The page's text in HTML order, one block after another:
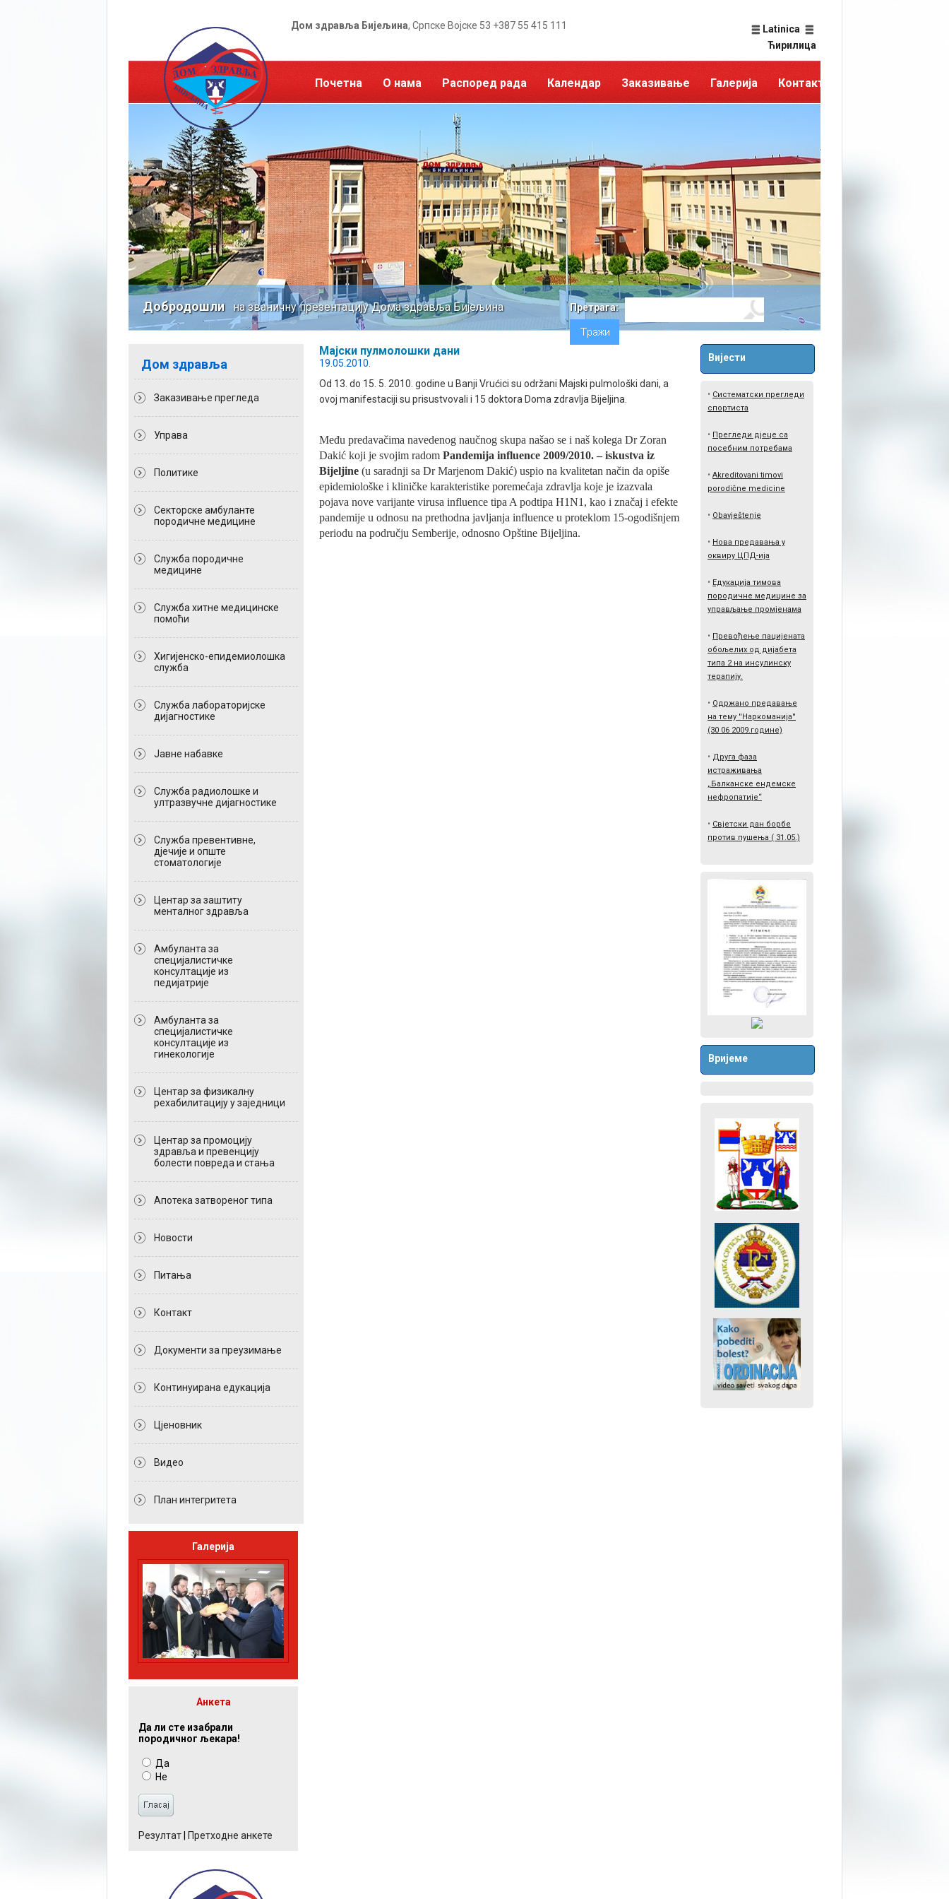
Дом здравља Бијељина, Српске Војске 53 +387 55 415 111
Latinica
Ћирилица
Почетна О нама Распоред рада Календар Заказивање Галерија Контакт
Добродошлина званичну презентацију Дома здравља Бијељина Претрага:
Дом здравља
Заказивање прегледа
Управа
Политикe
Секторске амбуланте
породичне медицине
Служба породичне
медицине
Служба хитне медицинске
помоћи
Хигијенско-епидемиолошка
служба
Служба лабораторијске
дијагностике
Јавне набавке
Служба радиолошке и
ултразвучне дијагностике
Служба превентивне,
дјечије и опште
стоматологије
Центар за заштиту
менталног здравља
Амбуланта за
специјалистичке
консултације из
педијатрије
Амбуланта за
специјалистичке
консултације из
гинекологије
Центар за физикалну
рехабилитацију у заједници
Центар за промоцију
здравља и превенцију
болести повреда и стања
Апотека затвореног типа
Новости
Питања
Контакт
Документи за преузимање
Континуирана едукација
Цјеновник
Видео
План интегритета
Галерија
Анкета
Да ли сте изабрали
породичног љекара!
Да
Не
Резултат Претходне анкете
Мајски пулмолошки дани
19.05.2010.
Od 13. do 15. 5. 2010. godine u Banji Vrućici su održani Majski pulmološki dani, a
ovoj manifestaciji su prisustvovali i 15 doktora Doma zdravlja Bijeljina.
Među predavačima navedenog naučnog skupa našao se i naš kolega Dr Zoran
Dakić koji je svojim radom Pandemija influence 2009/2010. – iskustva iz
Bijeljine (u saradnji sa Dr Marjenom Dakić) uspio na kvalitetan način da opiše
epidemiološke i kliničke karakteristike poremećaja zdravlja koje je izazvala
pojava nove varijante virusa influence tipa A podtipa H1N1, kao i značaj i efekte
pandemije u odnosu na prethodna javljanja influence u proteklom 15-ogodišnjem
periodu na području Semberije, odnosno Opštine Bijeljina.
Вијести
• Систематски прегледи
спортиста
• Прегледи дјеце са
посебним потребама
• Akreditovani timovi
porodične medicine
• Obavještenje
• Нова предавања у
оквиру ЦПД-ија
• Едукација тимова
породичне медицине за
управљање промјенама
• Превођење пацијената
обољелих од дијабета
типа 2 на инсулинску
терапију.
• Одржано предавање
на тему ''Наркоманија''
(30 06 2009.године)
• Друга фаза
истраживања
„Балканске ендемске
нефропатије“
• Свјетски дан борбе
против пушења ( 31.05.)
Вријеме